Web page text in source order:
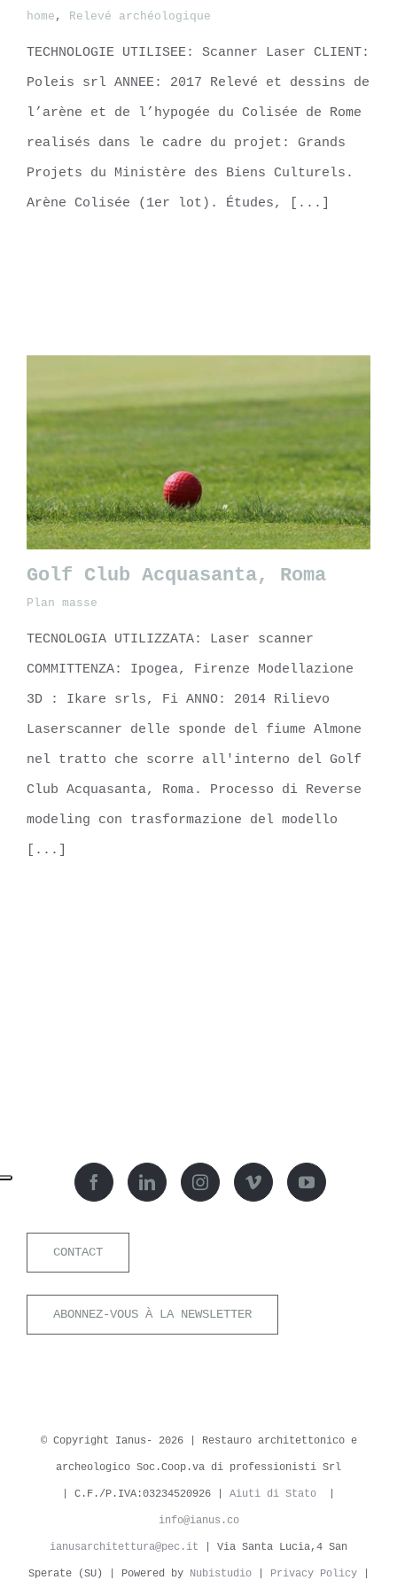
home , Relevé archéologique
TECHNOLOGIE UTILISEE: Scanner Laser CLIENT:
Poleis srl ANNEE: 2017 Relevé et dessins de
l’arène et de l’hypogée du Colisée de Rome
realisés dans le cadre du projet: Grands
Projets du Ministère des Biens Culturels.
Arène Colisée (1er lot). Études, [...]
Golf Club Acquasanta, Roma
Plan masse
TECNOLOGIA UTILIZZATA: Laser scanner
COMMITTENZA: Ipogea, Firenze Modellazione
3D : Ikare srls, Fi ANNO: 2014 Rilievo
Laserscanner delle sponde del fiume Almone
nel tratto che scorre all'interno del Golf
Club Acquasanta, Roma. Processo di Reverse
modeling con trasformazione del modello
[...]
CONTACT
ABONNEZ-VOUS À LA NEWSLETTER
© Copyright Ianus- 2026 | Restauro architettonico e
archeologico Soc.Coop.va di professionisti Srl
| C.F./P.IVA:03234520926 | Aiuti di Stato
info@ianus.co
ianusarchitettura@pec.it | Via Santa Lucia,4 San
Sperate (SU) | Powered by Nubistudio| Privacy Policy|